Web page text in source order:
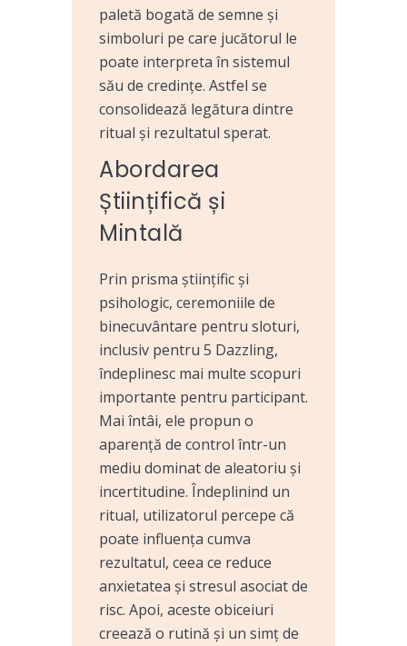
paletă bogată de semne și
simboluri pe care jucătorul le
poate interpreta în sistemul
său de credințe. Astfel se
consolidează legătura dintre
ritual și rezultatul sperat.
Abordarea
Științifică și
Mintală
Prin prisma științific și
psihologic, ceremoniile de
binecuvântare pentru sloturi,
inclusiv pentru 5 Dazzling,
îndeplinesc mai multe scopuri
importante pentru participant.
Mai întâi, ele propun o
aparență de control într-un
mediu dominat de aleatoriu și
incertitudine. Îndeplinind un
ritual, utilizatorul percepe că
poate influența cumva
rezultatul, ceea ce reduce
anxietatea și stresul asociat de
risc. Apoi, aceste obiceiuri
creează o rutină și un simț de